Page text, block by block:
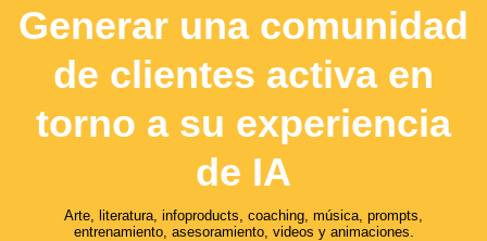
Generar una comunidad
de clientes activa en
torno a su experiencia
de IA
Arte, literatura, infoproducts, coaching, música, prompts,
entrenamiento, asesoramiento, videos y animaciones.